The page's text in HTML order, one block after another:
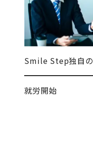
Smile Step独自の
就労開始